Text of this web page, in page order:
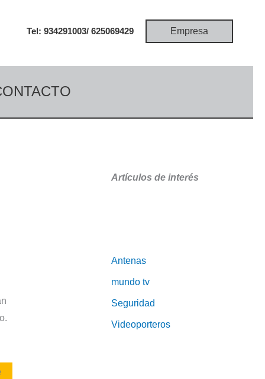
Tel: 934291003/ 625069429 Empresa
Artículos de interés
Antenas
mundo tv
Seguridad
Videoporteros